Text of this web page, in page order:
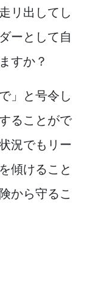
リ出してし
ーとして自
すか？
」と号令し
ることがで
況でもリー
傾けること
から守るこ